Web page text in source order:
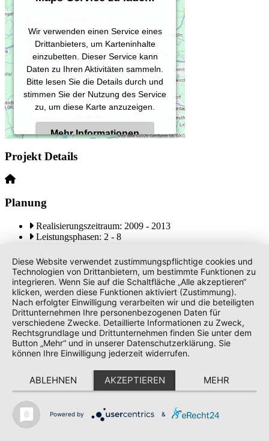
Wir verwenden einen Service eines
Drittanbieters, um Karteninhalte
einzubetten. Dieser Service kann
Daten zu Ihren Aktivitäten sammeln.
Bitte lesen Sie die Details durch und
stimmen Sie der Nutzung des Service
zu, um diese Karte anzuzeigen.
Mehr Informationen
Projekt Details
Planung
Realisierungszeitraum: 2009 - 2013
Leistungsphasen: 2 - 8
Projektierung
Grundstücksfläche: 10.387 m2
Wohnfläche/-einheiten: 4.680 m2/ 76 WE​
Herstellungskosten: 5,52 Mio. € (brutto)
Projekt Teilen
Veröffentlicht am
Wohnquartier in Halle
Diese Website verwendet zustimmungspflichtige cookies und
Technologien von Drittanbietern, um bestimmte Funktionen zu
integrieren. Wenn Sie auf die Schaltfläche „Alle akzeptieren“
klicken, werden diese Funktionen aktiviert (Zustimmung).
Nach erfolgter Einwilligung verarbeiten wir und die beteiligten
Drittunternehmen Ihre personenbezogenen Daten für
verschiedene Zwecke. Detaillierte Informationen zu Zweck,
Rechtsgrundlage und Drittunternehmen finden Sie unter dem
Button „Mehr“ und in unserer Datenschutzerklärung. Sie
können Ihre Einwilligung jederzeit widerrufen.
ABLEHNEN AKZEPTIEREN MEHR
Powered by &